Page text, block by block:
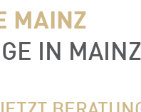
MAINZ
IN